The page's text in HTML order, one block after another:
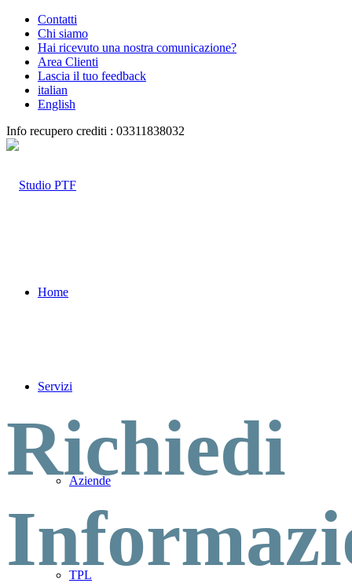
Contatti
Chi siamo
Hai ricevuto una nostra comunicazione?
Area Clienti
Lascia il tuo feedback
italian
English
Info recupero crediti : 03311838032
Home
Servizi
Aziende
TPL
Richiedi